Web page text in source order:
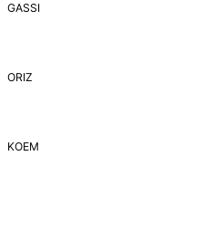
GASSI
ORIZ
ΚΟΕΜ